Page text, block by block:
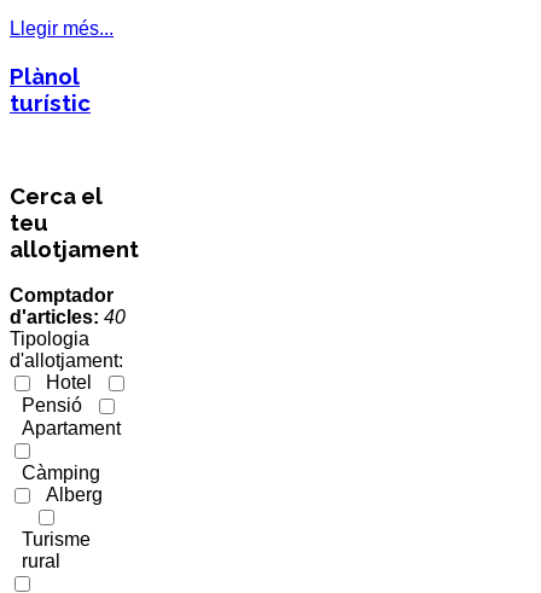
Llegir més...
Plànol
turístic
Cerca el
teu
allotjament
Comptador
d'articles: 40
Tipologia
d'allotjament:
Hotel
Pensió
Apartament
Càmping
Alberg
Turisme
rural